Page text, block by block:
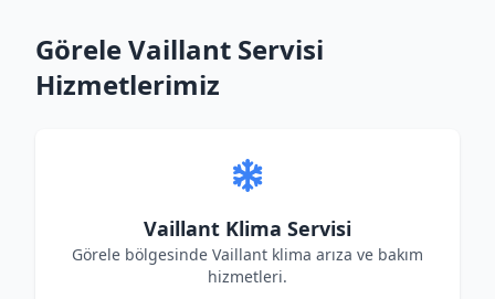
Görele Vaillant Servisi
Hizmetlerimiz
Vaillant Klima Servisi
Görele bölgesinde Vaillant klima arıza ve bakım
hizmetleri.